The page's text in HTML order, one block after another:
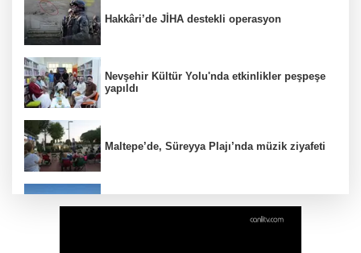
Hakkâri’de JİHA destekli operasyon
Nevşehir Kültür Yolu'nda etkinlikler peşpeşe
yapıldı
Maltepe’de, Süreyya Plajı’nda müzik ziyafeti